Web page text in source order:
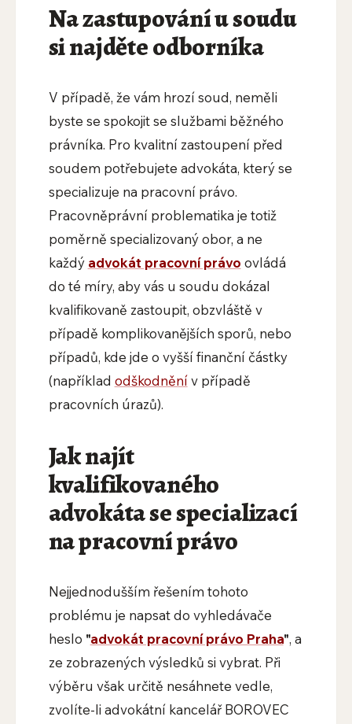
Na zastupování u soudu
si najděte odborníka
V případě, že vám hrozí soud, neměli
byste se spokojit se službami běžného
právníka. Pro kvalitní zastoupení před
soudem potřebujete advokáta, který se
specializuje na pracovní právo.
Pracovněprávní problematika je totiž
poměrně specializovaný obor, a ne
každý advokát pracovní právo ovládá
do té míry, aby vás u soudu dokázal
kvalifikovaně zastoupit, obzvláště v
případě komplikovanějších sporů, nebo
případů, kde jde o vyšší finanční částky
(například odškodněnív případě
pracovních úrazů).
Jak najít
kvalifikovaného
advokáta se specializací
na pracovní právo
Nejjednodušším řešením tohoto
problému je napsat do vyhledávače
heslo "advokát pracovní právo Praha", a
ze zobrazených výsledků si vybrat. Při
výběru však určitě nesáhnete vedle,
zvolíte-li advokátní kancelář BOROVEC